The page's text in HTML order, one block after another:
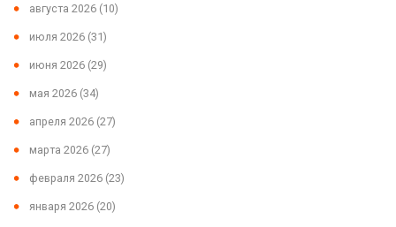
августа 2026 (10)
июля 2026 (31)
июня 2026 (29)
мая 2026 (34)
апреля 2026 (27)
марта 2026 (27)
февраля 2026 (23)
января 2026 (20)